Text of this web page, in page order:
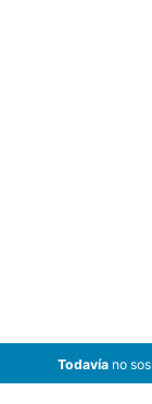
Todavíano